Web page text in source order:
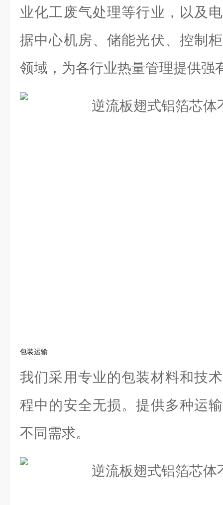
业化工废气处理等行业，以及
据中心机房、储能光伏、控制
领域，为各行业热量管理提供强
包装运输
我们采用专业的包装材料和技
程中的安全无损。提供多种运
不同需求。